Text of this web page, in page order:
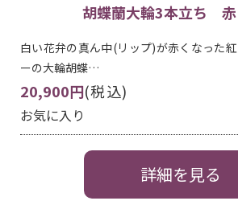
胡蝶蘭大輪3本立ち 赤
白い花弁の真ん中(リップ)が赤くなった
ーの大輪胡蝶…
20,900円(税込)
お気に入り
詳細を見る